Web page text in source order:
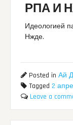
РПА И
Идеологией
Нжде.
Posted inАй
Tagged 2
Leave a